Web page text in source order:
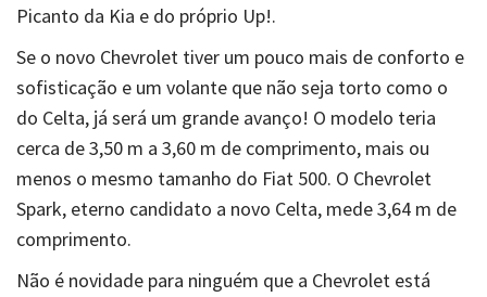
Picanto da Kia e do próprio Up!.
Se o novo Chevrolet tiver um pouco mais de conforto e
sofisticação e um volante que não seja torto como o
do Celta, já será um grande avanço! O modelo teria
cerca de 3,50 m a 3,60 m de comprimento, mais ou
menos o mesmo tamanho do Fiat 500. O Chevrolet
Spark, eterno candidato a novo Celta, mede 3,64 m de
comprimento.
Não é novidade para ninguém que a Chevrolet está